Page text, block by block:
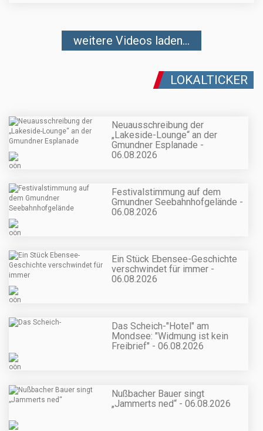
weitere Videos laden...
LOKALTICKER
Neuausschreibung der
„Lakeside-Lounge“ an der
Gmundner Esplanade -
06.08.2026
Festivalstimmung auf dem
Gmundner Seebahnhofgelände -
06.08.2026
Ein Stück Ebensee-Geschichte
verschwindet für immer -
06.08.2026
Das Scheich-"Hotel" am
Mondsee: "Widmung ist kein
Freibrief" - 06.08.2026
Nußbacher Bauer singt
„Jammerts ned“ - 06.08.2026